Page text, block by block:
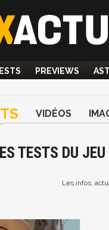
PREVIEWS
VIDÉOS
TESTS DU
Les infos,